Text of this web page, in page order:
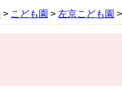
> こども園 > 左京こども園 >